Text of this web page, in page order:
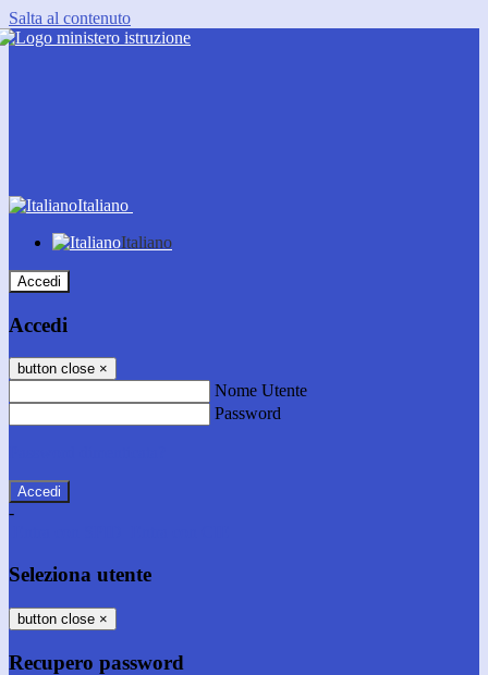
Salta al contenuto
Italiano
Italiano
Accedi
Accedi
button close ×
Nome Utente
Password
-
Seleziona utente
button close ×
Recupero password